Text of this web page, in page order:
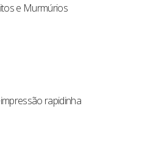
e Murmúrios
rapidinha